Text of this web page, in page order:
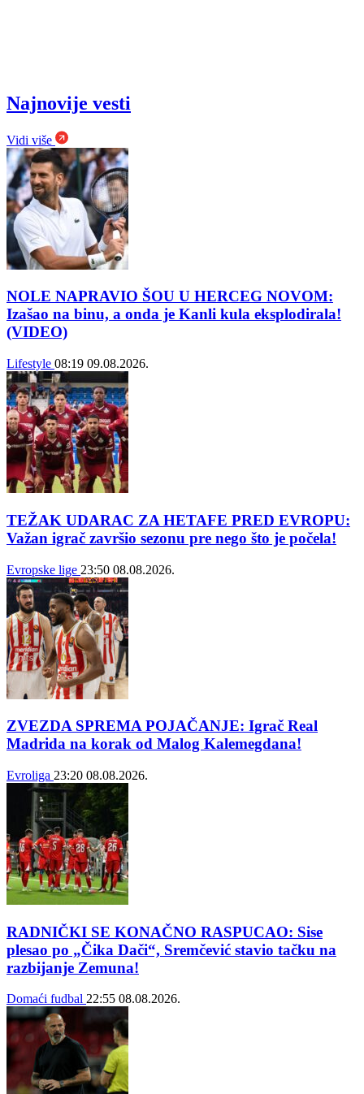
Najnovije vesti
Vidi više
NOLE NAPRAVIO ŠOU U HERCEG NOVOM:
Izašao na binu, a onda je Kanli kula eksplodirala!
(VIDEO)
Lifestyle 08:19 09.08.2026.
TEŽAK UDARAC ZA HETAFE PRED EVROPU:
Važan igrač završio sezonu pre nego što je počela!
Evropske lige 23:50 08.08.2026.
ZVEZDA SPREMA POJAČANJE: Igrač Real
Madrida na korak od Malog Kalemegdana!
Evroliga 23:20 08.08.2026.
RADNIČKI SE KONAČNO RASPUCAO: Sise
plesao po „Čika Dači“, Sremčević stavio tačku na
razbijanje Zemuna!
Domaći fudbal 22:55 08.08.2026.